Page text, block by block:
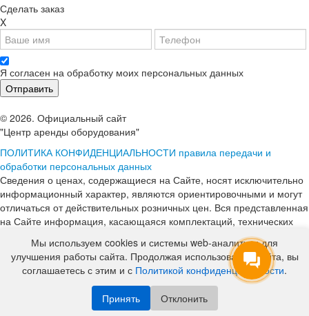
Сделать заказ
X
Я согласен на обработку моих персональных данных
© 2026. Официальный сайт
"Центр аренды оборудования"
ПОЛИТИКА КОНФИДЕНЦИАЛЬНОСТИ правила передачи и
обработки персональных данных
Сведения о ценах, содержащиеся на Сайте, носят исключительно
информационный характер, являются ориентировочными и могут
отличаться от действительных розничных цен. Вся представленная
на Сайте информация, касающаяся комплектаций, технических
характеристик, цветовых сочетаний, стоимости услуг, сервисного
обслуживания, дополнительного оборудования, условий аренды
оборудования и т. п., ни при каких условиях не является публичной
офертой, определяемой положениями ст. 437 Гражданского
кодекса Российской Федерации. Копирование материалов с сайта
без разрешения запрещено!
Мы используем cookies и системы web-аналитики для
улучшения работы сайта. Продолжая использование сайта, вы
соглашаетесь с этим и с Политикой конфиденциальности.
Принять Отклонить